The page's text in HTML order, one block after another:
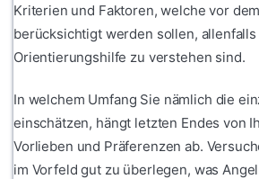
Kriterien und Faktoren, welche vor
berücksichtigt werden sollen, allenfalls
Orientierungshilfe zu verstehen sind.
In welchem Umfang Sie nämlich die
einschätzen, hängt letzten Endes von
Vorlieben und Präferenzen ab.
im Vorfeld gut zu überlegen, was